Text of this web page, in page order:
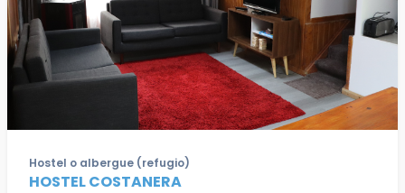
Hostel o albergue (refugio)
HOSTEL COSTANERA